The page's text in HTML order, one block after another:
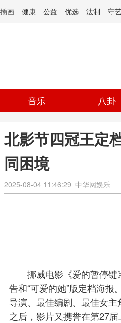
插画 健康 公益 优选 法制 守
音乐 八卦
北影节四冠王定
同困境
2025-08-04 11:46:29 中华网娱乐
挪威电影《爱的暂停键
告和“可爱的她”版定档海报
导演、最佳编剧、最佳女主
之后，影片又携誉在第27